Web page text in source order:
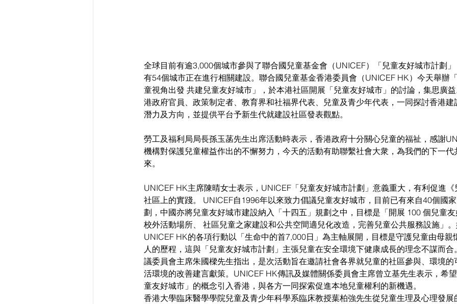
全球目前有逾3,000個城市參與了聯合國兒童基金會（UNICEF）「兒童友好城市計劃
有54個城市正在進行相關建設。聯合國兒童基金香港委員會（UNICEF HK）今天舉辦
童視角出發 共建兒童友好城市」，於本港社區開展「兒童友好城市」的討論，集思廣
港政府官員、政策制定者、教育界和社福界代表、兒童及青少年代表，一同探討香港
潛力及方向，並提供平台予新生代就建設社區發表觀點。
勞工及福利局局長孫玉菡先生出席活動時表示，香港政府十分關心兒童的福祉，感謝
機構對保護兒童權益作出的不懈努力，今天的活動有助聯繫社會大衆，為我們的下一代
來。
UNICEF HK主席陳晴女士表示，UNICEF「兒童友好城市計劃」意義重大，有利促進
社區上的實踐。 UNICEF自1996年以來致力倡議兒童友好城市，目前已有來自40個國
劃，中國亦將兒童友好城市建設納入「十四五」規劃之中，目標是「開展 100 個兒童
校外活動場所、 社區兒童之家建設和公共空間適兒化改造，完善兒童公共服務設施」
UNICEF HK的各項行動以「生命中的首7,000日」為主軸展開，目標是守護兒童由母親
人的歷程，這與「兒童友好城市計劃」主張兒童在安全環境下健康成長的理念不謀而
議委員會主席朱國樑先生指出，是次活動旨在邀請社會各界就兒童的社區參與、環境
活環境的改善建言獻策。UNICEF HK傳訊及媒體關係委員會主席曾立基先生表示，希
童友好城市」的概念引入香港，與各方一同探索促進本地兒童權利的新機遇。
香港大學臨床醫學學院兒童及青少年科學系臨床教授葉柏強先生從兒童生理及心理發